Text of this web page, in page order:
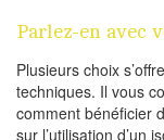
Parlez-en avec
Plusieurs choix
techniques. Il vous
comment bénéficier
sur l’utilisation d’un